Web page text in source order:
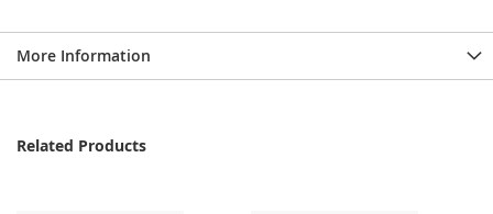
More Information
Related Products